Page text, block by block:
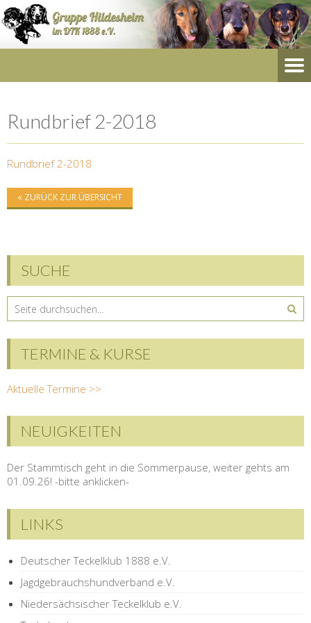
Rundbrief 2-2018
Rundbrief 2-2018
« ZURÜCK ZUR ÜBERSICHT
SUCHE
TERMINE & KURSE
Aktuelle Termine >>
NEUIGKEITEN
Der Stammtisch geht in die Sommerpause, weiter gehts am
01.09.26! -bitte anklicken-
LINKS
Deutscher Teckelklub 1888 e.V.
Jagdgebrauchshundverband e.V.
Niedersächsischer Teckelklub e.V.